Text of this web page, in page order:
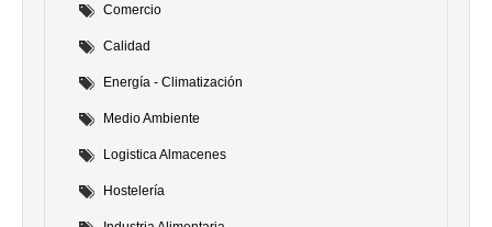
Comercio
Calidad
Energía - Climatización
Medio Ambiente
Logistica Almacenes
Hostelería